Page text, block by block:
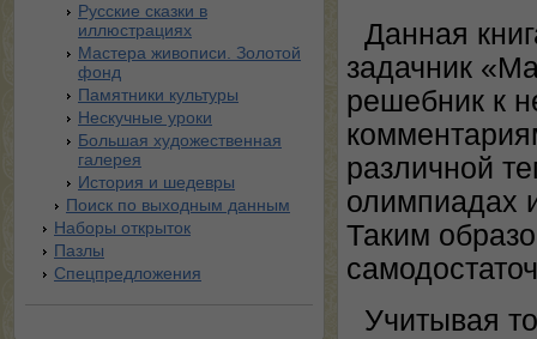
Русские сказки в
иллюстрациях
Мастера живописи. Золотой
фонд
Памятники культуры
Нескучные уроки
Большая художественная
галерея
История и шедевры
Поиск по выходным данным
Наборы открыток
Пазлы
Спецпредложения
Данная
задачник
решебник к
различной
олимпиадах
Таким
Учитывая